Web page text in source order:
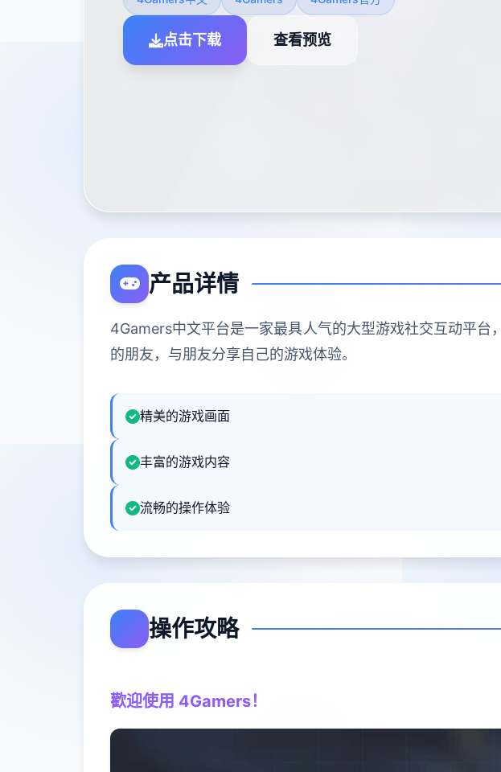
点击下载 查看预览
产品详情
4Gamers中文平台是一家最具人气的大型游戏社交互动平
的朋友，与朋友分享自己的游戏体验。
精美的游戏画面
丰富的游戏内容
流畅的操作体验
操作攻略
歡迎使用 4Gamers！